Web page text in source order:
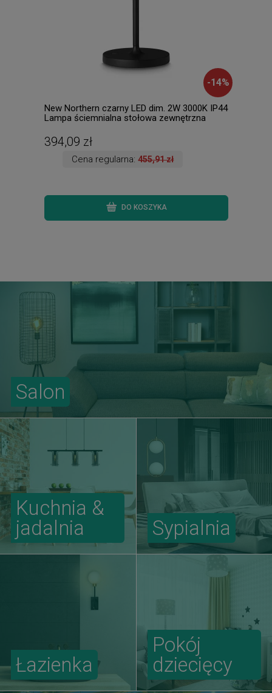
-14%
New Northern czarny LED dim. 2W 3000K IP44
Lampa ściemnialna stołowa zewnętrzna
394,09 zł
Cena regularna:455,91 zł
DO KOSZYKA
Salon
Kuchnia &
jadalnia
Sypialnia
Łazienka
Pokój
dziecięcy